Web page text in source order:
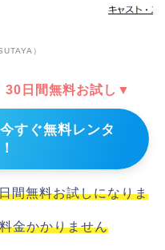
）
日間無料お試し▼
すぐ無料レンタ
間無料お試しになりま
金かかりません